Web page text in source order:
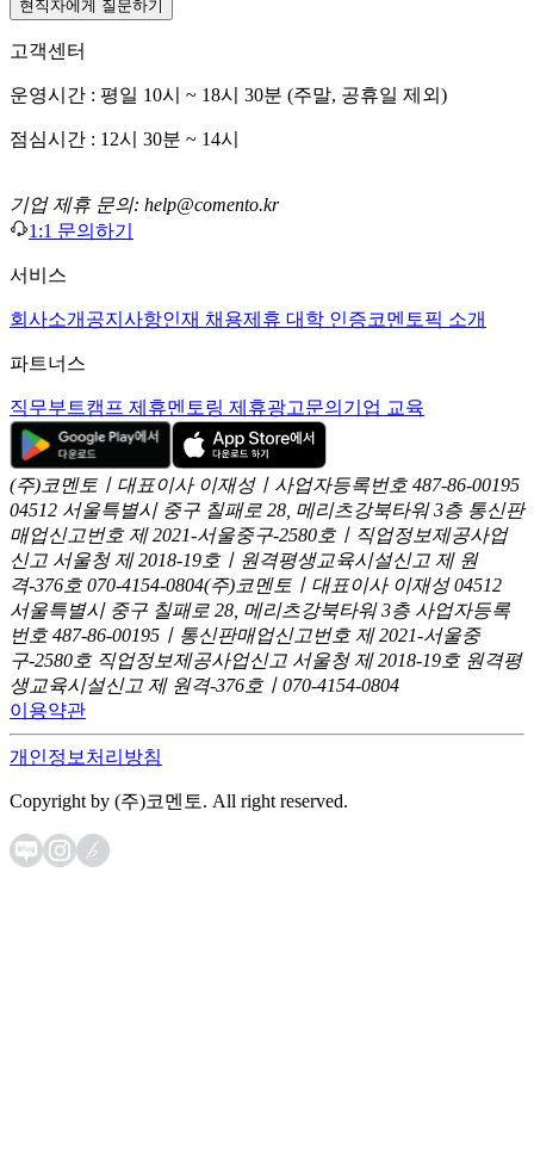
현직자에게 질문하기
고객센터
운영시간 : 평일 10시 ~ 18시 30분 (주말, 공휴일 제외)
점심시간 : 12시 30분 ~ 14시
기업 제휴 문의: help@comento.kr
1:1 문의하기
서비스
회사소개 공지사항인재 채용제휴 대학 인증코멘토픽 소개
파트너스
직무부트캠프 제휴멘토링 제휴광고문의 기업 교육
(주)코멘토ㅣ대표이사 이재성ㅣ사업자등록번호 487-86-00195
04512 서울특별시 중구 칠패로 28, 메리츠강북타워 3층 통신판
매업신고번호 제 2021-서울중구-2580호ㅣ직업정보제공사업
신고 서울청 제 2018-19호ㅣ원격평생교육시설신고 제 원
격-376호 070-4154-0804(주)코멘토ㅣ대표이사 이재성 04512
서울특별시 중구 칠패로 28, 메리츠강북타워 3층 사업자등록
번호 487-86-00195ㅣ통신판매업신고번호 제 2021-서울중
구-2580호 직업정보제공사업신고 서울청 제 2018-19호 원격평
생교육시설신고 제 원격-376호ㅣ070-4154-0804
이용약관
개인정보처리방침
Copyright by (주)코멘토. All right reserved.